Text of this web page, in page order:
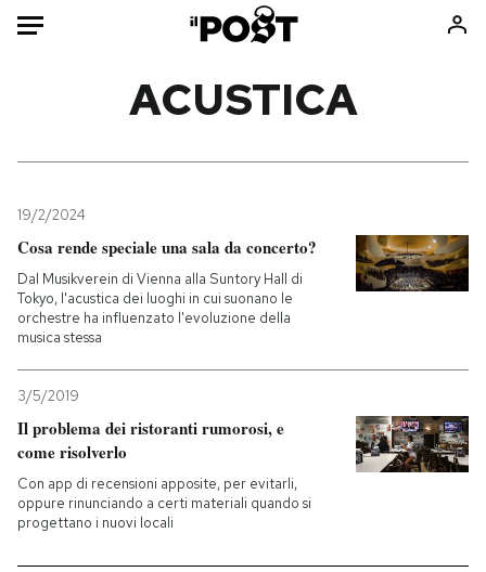
Mondo
Politica
Tecnologia
Internet
Scienza
Cultura
Economia
Sport
Consumismi
Storie/Idee
Ok Boomer!
Europa
Mondiali calcio 2026
PODCAST
ACUSTICA
19/2/2024
Cosa rende speciale una sala da concerto?
Dal Musikverein di Vienna alla Suntory Hall di
Tokyo, l'acustica dei luoghi in cui suonano le
orchestre ha influenzato l'evoluzione della
musica stessa
3/5/2019
Il problema dei ristoranti rumorosi, e
come risolverlo
Con app di recensioni apposite, per evitarli,
oppure rinunciando a certi materiali quando si
progettano i nuovi locali